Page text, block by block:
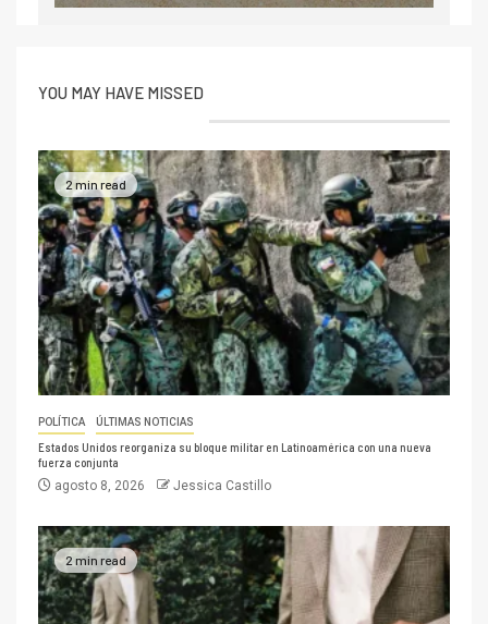
YOU MAY HAVE MISSED
2 min read
POLÍTICA ÚLTIMAS NOTICIAS
Estados Unidos reorganiza su bloque militar en Latinoamérica con una nueva
fuerza conjunta
agosto 8, 2026 Jessica Castillo
2 min read